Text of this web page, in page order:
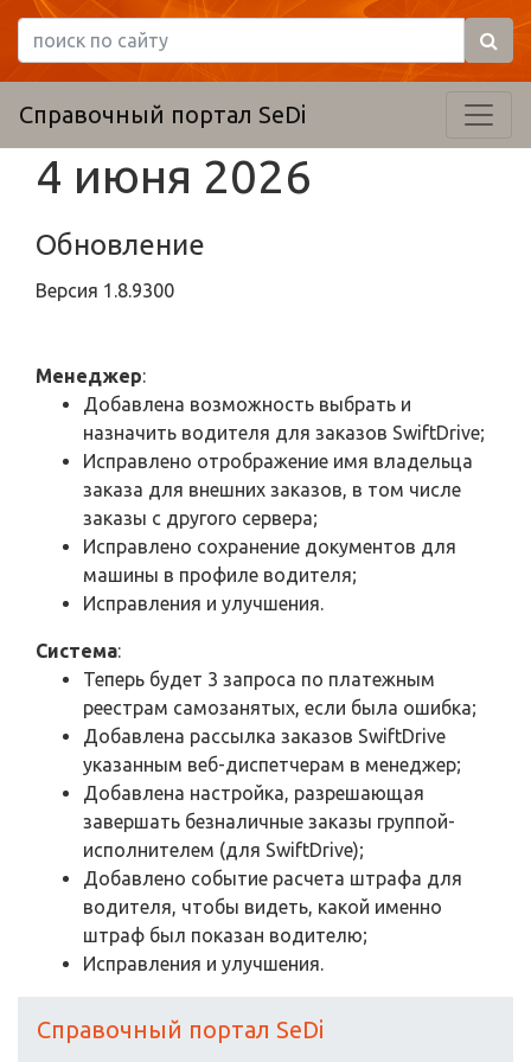
Справочный портал SeDi
4 июня 2026
Обновление
Версия 1.8.9300
Менеджер:
Добавлена возможность выбрать и
назначить водителя для заказов SwiftDrive;
Исправлено отрображение имя владельца
заказа для внешних заказов, в том числе
заказы с другого сервера;
Исправлено сохранение документов для
машины в профиле водителя;
Исправления и улучшения.
Система:
Теперь будет 3 запроса по платежным
реестрам самозанятых, если была ошибка;
Добавлена рассылка заказов SwiftDrive
указанным веб-диспетчерам в менеджер;
Добавлена настройка, разрешающая
завершать безналичные заказы группой-
исполнителем (для SwiftDrive);
Добавлено событие расчета штрафа для
водителя, чтобы видеть, какой именно
штраф был показан водителю;
Исправления и улучшения.
Справочный портал SeDi